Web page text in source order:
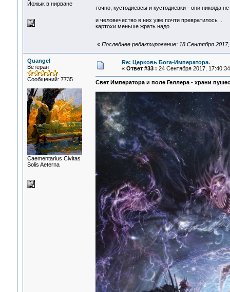
Йожык в нирване
точно, кустодиевсы и кустодиевки - они никогда
и человечество в них уже почти превратилось ..
картохи меньше жрать надо
« Последнее редактирование: 18 Сентября
Quangel
Ветеран
Сообщений: 7735
Сaementarius Civitas
Solis Aeterna
Re: Церковь Бога-Императора.
« Ответ #33 : 24 Сентября 2017,
Свет Императора и поле Геллера - храни